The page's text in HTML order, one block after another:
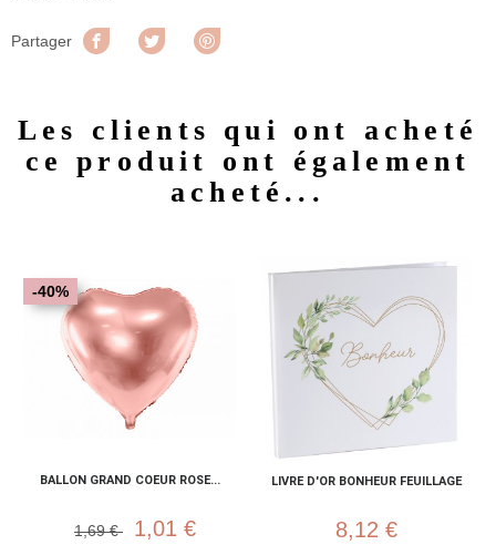
Partager Partager Tweet
Les clients qui ont acheté
ce produit ont également
acheté...
BALLON GRAND COEUR ROSE...
-40%
1,69 € 1,01 €
LIVRE D'OR BONHEUR FEUILLAGE
8,12 €